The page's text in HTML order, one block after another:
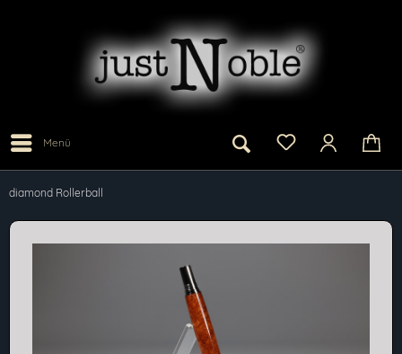
Menü
diamond Rollerball